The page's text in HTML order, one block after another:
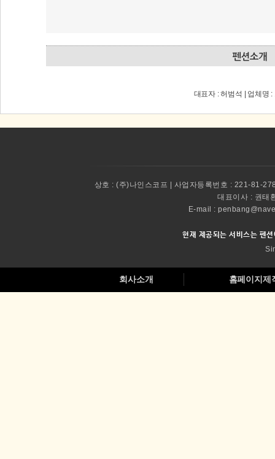
대표자 : 허범석 | 업체명
상호 : (주)나인스코프 | 사업자등록번호 : 221-81-
대표이사 : 권태
E-mail :
현재 제공되는 서비스는 펜
회사소개 홈페이지제